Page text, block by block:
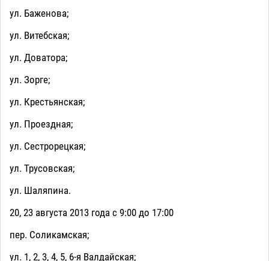
ул. Баженова;
ул. Витебская;
ул. Доватора;
ул. Зорге;
ул. Крестьянская;
ул. Проездная;
ул. Сестрорецкая;
ул. Трусовская;
ул. Шаляпина.
20, 23 августа 2013 года с 9:00 до 17:00
пер. Соликамская;
ул. 1, 2, 3, 4, 5, 6-я Валдайская;